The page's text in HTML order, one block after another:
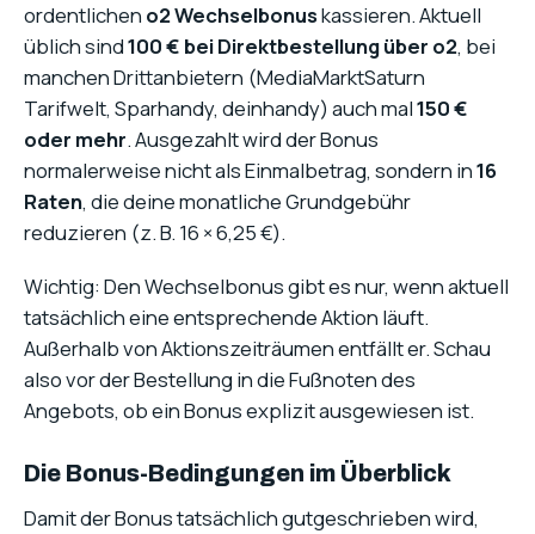
ordentlichen o2 Wechselbonuskassieren. Aktuell
üblich sind100 € bei Direktbestellung über o2, bei
manchen Drittanbietern (MediaMarktSaturn
Tarifwelt, Sparhandy, deinhandy) auch mal150 €
oder mehr. Ausgezahlt wird der Bonus
normalerweise nicht als Einmalbetrag, sondern in16
Raten, die deine monatliche Grundgebühr
reduzieren (z. B. 16 × 6,25 €).
Wichtig: Den Wechselbonus gibt es nur, wenn aktuell
tatsächlich eine entsprechende Aktion läuft.
Außerhalb von Aktionszeiträumen entfällt er. Schau
also vor der Bestellung in die Fußnoten des
Angebots, ob ein Bonus explizit ausgewiesen ist.
Die Bonus-Bedingungen im Überblick
Damit der Bonus tatsächlich gutgeschrieben wird,